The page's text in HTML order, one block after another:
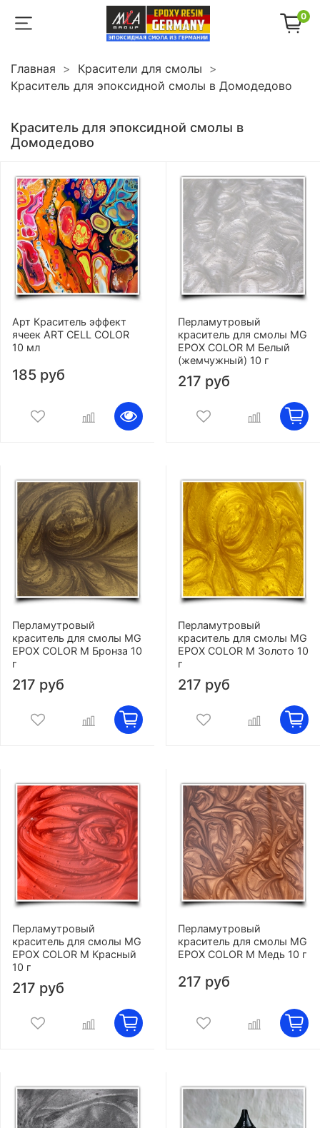
0
Главная
Красители для смолы
Краситель для эпоксидной смолы в Домодедово
Краситель для эпоксидной смолы в
Домодедово
Арт Краситель эффект
ячеек ART CELL COLOR
10 мл
185 руб
Перламутровый
краситель для смолы MG
EPOX COLOR M Белый
(жемчужный) 10 г
217 руб
Перламутровый
краситель для смолы MG
EPOX COLOR M Бронза 10
г
217 руб
Перламутровый
краситель для смолы MG
EPOX COLOR M Золото 10
г
217 руб
Перламутровый
краситель для смолы MG
EPOX COLOR M Красный
10 г
217 руб
Перламутровый
краситель для смолы MG
EPOX COLOR M Медь 10 г
217 руб